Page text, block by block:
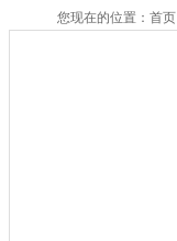
您现在的位置： 首页